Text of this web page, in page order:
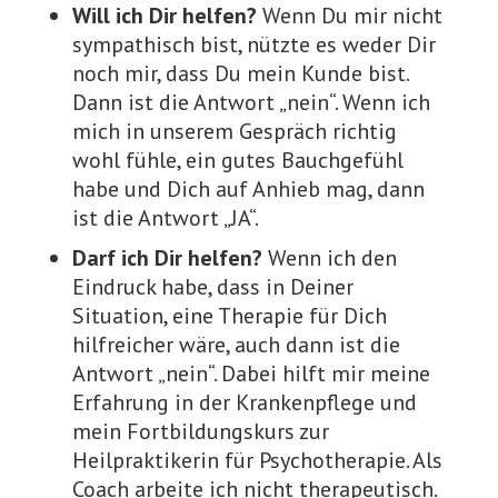
Will ich Dir helfen? Wenn Du mir nicht
sympathisch bist, nützte es weder Dir
noch mir, dass Du mein Kunde bist.
Dann ist die Antwort „nein“. Wenn ich
mich in unserem Gespräch richtig
wohl fühle, ein gutes Bauchgefühl
habe und Dich auf Anhieb mag, dann
ist die Antwort „JA“.
Darf ich Dir helfen? Wenn ich den
Eindruck habe, dass in Deiner
Situation, eine Therapie für Dich
hilfreicher wäre, auch dann ist die
Antwort „nein“. Dabei hilft mir meine
Erfahrung in der Krankenpflege und
mein Fortbildungskurs zur
Heilpraktikerin für Psychotherapie. Als
Coach arbeite ich nicht therapeutisch.